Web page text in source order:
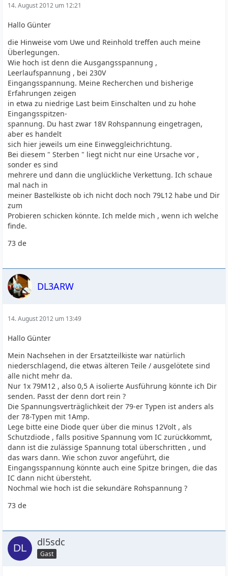
14. August 2012 um 12:21
Hallo Günter
die Hinweise vom Uwe und Reinhold treffen auch meine
Überlegungen.
Wie hoch ist denn die Ausgangsspannung ,
Leerlaufspannung , bei 230V
Eingangsspannung. Meine Recherchen und bisherige
Erfahrungen zeigen
in etwa zu niedrige Last beim Einschalten und zu hohe
Eingangsspitzen-
spannung. Du hast zwar 18V Rohspannung eingetragen,
aber es handelt
sich hier jeweils um eine Einweggleichrichtung.
Bei diesem " Sterben " liegt nicht nur eine Ursache vor ,
sonder es sind
mehrere und dann die unglückliche Verkettung. Ich schaue
mal nach in
meiner Bastelkiste ob ich nicht doch noch 79L12 habe und Dir
zum
Probieren schicken könnte. Ich melde mich , wenn ich welche
finde.
73 de
DL3ARW
14. August 2012 um 13:49
Hallo Günter
Mein Nachsehen in der Ersatzteilkiste war natürlich
niederschlagend, die etwas älteren Teile / ausgelötete sind
alle nicht mehr da.
Nur 1x 79M12 , also 0,5 A isolierte Ausführung könnte ich Dir
senden. Passt der denn dort rein ?
Die Spannungsverträglichkeit der 79-er Typen ist anders als
der 78-Typen mit 1Amp.
Lege bitte eine Diode quer über die minus 12Volt , als
Schutzdiode , falls positive Spannung vom IC zurückkommt,
dann ist die zulässige Spannung total überschritten , und
das wars dann. Wie schon zuvor angeführt, die
Eingangsspannung könnte auch eine Spitze bringen, die das
IC dann nicht übersteht.
Nochmal wie hoch ist die sekundäre Rohspannung ?
73 de
dl5sdc
Gast